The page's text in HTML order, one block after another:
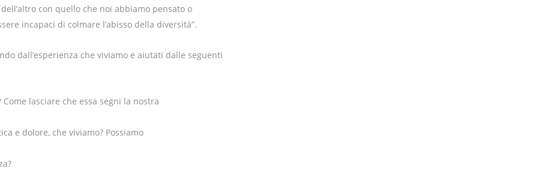
con quello che noi abbiamo pensato o
incapaci di colmare l’abisso della diversità”.
dall’esperienza che viviamo e aiutati dalle seguenti
lasciare che essa segni la nostra
e dolore, che viviamo? Possiamo